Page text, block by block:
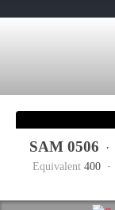
SAM 0506 ·
Equivalent400 ·